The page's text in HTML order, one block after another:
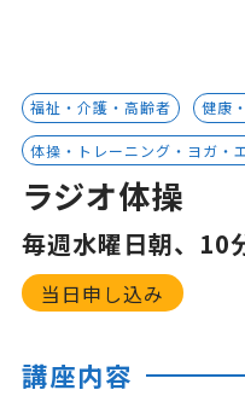
福祉・介護・高齢者 健康
体操・トレーニング・ヨガ・
ラジオ体操
毎週水曜日朝、10
当日申し込み
講座内容